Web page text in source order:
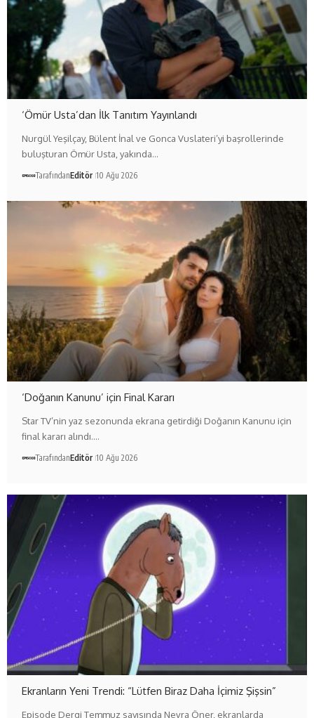
‘Ömür Usta’dan İlk Tanıtım Yayınlandı
Nurgül Yeşilçay, Bülent İnal ve Gonca Vuslateri’yi başrollerinde
buluşturan Ömür Usta, yakında…
TarafındanEditör 10 Ağu 2026
‘Doğanın Kanunu’ için Final Kararı
Star TV’nin yaz sezonunda ekrana getirdiği Doğanın Kanunu için
final kararı alındı.…
TarafındanEditör 10 Ağu 2026
Ekranların Yeni Trendi: “Lütfen Biraz Daha İçimiz Şişsin”
Episode Dergi Temmuz sayısında Nevra Öner, ekranlarda